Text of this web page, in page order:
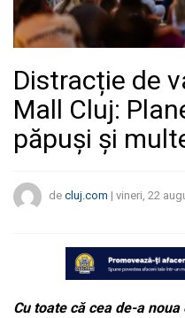
Distracție de
Mall Cluj:
păpuși și
de cluj.com | vineri, 22
Cu toate că cea de-a